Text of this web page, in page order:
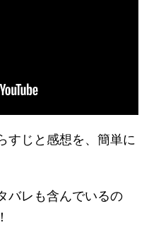
すじと感想を、簡単に
バレも含んでいるの